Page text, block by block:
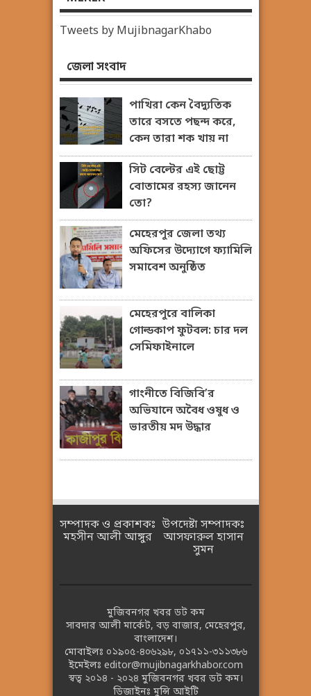
Tweets by MujibnagarKhabo
জেলা সংবাদ
পাখিরা কেন বৈদ্যুতিক
তারে বসতে পছন্দ করে,
কেন তারা শক খায় না
সিট বেল্টের এই ছোট্ট
বোতামের রহস্য জানেন
তো?
মেহেরপুর জেলা তথ্য
অফিসের উদ্যোগে ফ্যামিলি
সমাবেশ অনুষ্ঠিত
মেহেরপুরে বালিকা
গোল্ডকাপ ফুটবল: চার দল
সেমিফাইনালে
গাংনীতে বিজিবি’র
অভিযানে অবৈধ ওষুধ ও
ভারতীয় মদ উদ্ধার
সম্পাদক ও প্রকাশকঃ
মহসীন আলী আঙ্গুর
উপদেষ্টা সম্পাদকঃ
আসফারুল হাসান
সুমন
মুজিবনগর খবর ডট কম
সাবদার আলী মার্কেট, বড় বাজার, মেহেরপুর,
বাংলাদেশ।
মোবাইলঃ ০১৯০৫-৪০৬২৯৮, ০১৭১১-৩১১৩৮৬
ইমেইলঃ editor@mujibnagarkhabor.com
স্বত্ব ২০১৪ - ২০২৪ মুজিবনগর খবর ডট কম।
ডিজাইনঃ মুন্সি আইটি